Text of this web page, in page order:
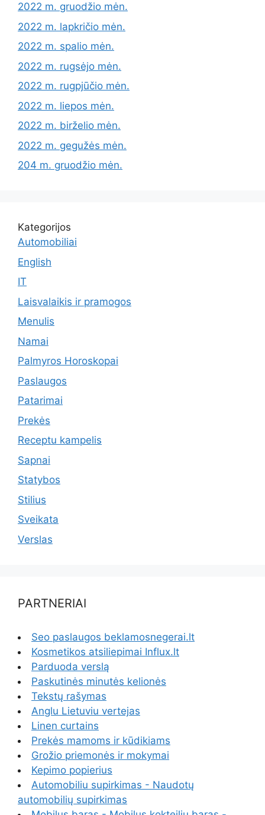
2022 m. gruodžio mėn.
2022 m. lapkričio mėn.
2022 m. spalio mėn.
2022 m. rugsėjo mėn.
2022 m. rugpjūčio mėn.
2022 m. liepos mėn.
2022 m. birželio mėn.
2022 m. gegužės mėn.
204 m. gruodžio mėn.
Kategorijos
Automobiliai
English
IT
Laisvalaikis ir pramogos
Menulis
Namai
Palmyros Horoskopai
Paslaugos
Patarimai
Prekės
Receptu kampelis
Sapnai
Statybos
Stilius
Sveikata
Verslas
PARTNERIAI
Seo paslaugos beklamosnegerai.lt
Kosmetikos atsiliepimai Influx.lt
Parduoda verslą
Paskutinės minutės kelionės
Tekstų rašymas
Anglu Lietuviu vertejas
Linen curtains
Prekės mamoms ir kūdikiams
Grožio priemonės ir mokymai
Kepimo popierius
Automobiliu supirkimas - Naudotų
automobilių supirkimas